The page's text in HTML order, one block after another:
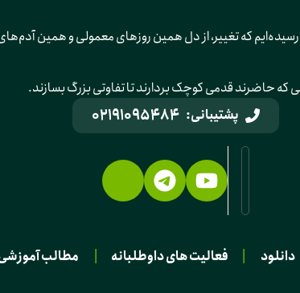
به این باور
که حاضرند قدمی کوچک بردارند تا تفاوتی بزرگ بسازند.
پشتیبانی: 02191095484
دانلود فعالیت های داوطلبانه مطالب